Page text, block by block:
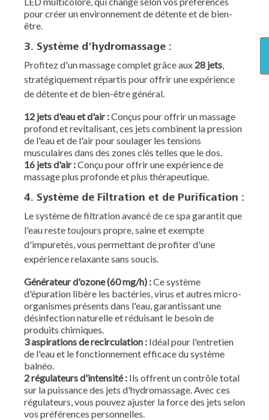
pour créer un environnement de détente et de bien-
être.
3. Système d'hydromassage :
Profitez d'un massage complet grâce aux 28 jets
stratégiquement répartis pour offrir une expérience
de détente et de bien-être général.
12 jets d'eau et d'air :Conçus pour offrir un massage
profond et revitalisant, ces jets combinent la pression
de l'eau et de l'air pour soulager les tensions
musculaires dans des zones clés telles que le dos.
16 jets d'air :Conçu pour offrir une expérience de
massage plus profonde et plus thérapeutique.
4. Système de Filtration et de Purification :
Le système de filtration avancé de ce spa garantit que
l'eau reste toujours propre, saine et exempte
d'impuretés, vous permettant de profiter d'une
expérience relaxante sans soucis.
Générateur d'ozone (60 mg/h) :Ce système
d'épuration libère les bactéries, virus et autres micro-
organismes présents dans l'eau, garantissant une
désinfection naturelle et réduisant le besoin de
produits chimiques.
3 aspirations de recirculation : Idéal pour l'entretien
de l'eau et le fonctionnement efficace du système
balnéo.
2 régulateurs d'intensité : Ils offrent un contrôle total
sur la puissance des jets d'hydromassage. Avec ces
régulateurs, vous pouvez ajuster la force des jets selon
vos préférences personnelles.